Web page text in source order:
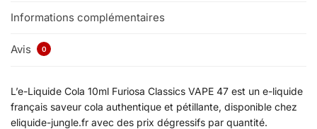
Informations complémentaires
Avis 0
L’e-Liquide Cola 10ml Furiosa Classics VAPE 47 est un e-liquide
français saveur cola authentique et pétillante, disponible chez
eliquide-jungle.fr avec des prix dégressifs par quantité.